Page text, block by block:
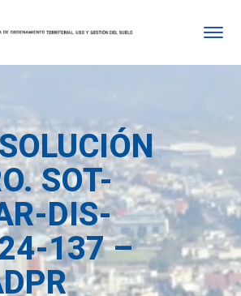
SOT-
DIS-
137 –